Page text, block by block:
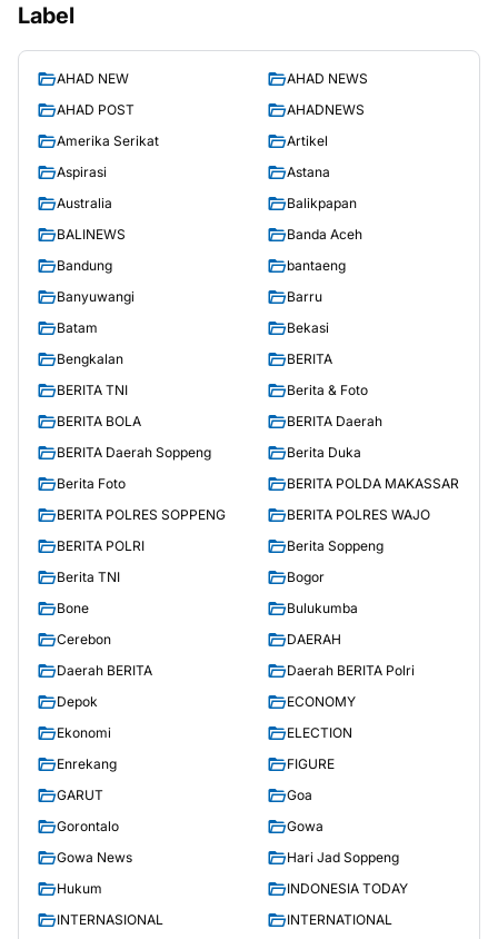
Label
AHAD NEW
AHAD NEWS
AHAD POST
AHADNEWS
Amerika Serikat
Artikel
Aspirasi
Astana
Australia
Balikpapan
BALINEWS
Banda Aceh
Bandung
bantaeng
Banyuwangi
Barru
Batam
Bekasi
Bengkalan
BERITA
BERITA TNI
Berita & Foto
BERITA BOLA
BERITA Daerah
BERITA Daerah Soppeng
Berita Duka
Berita Foto
BERITA POLDA MAKASSAR
BERITA POLRES SOPPENG
BERITA POLRES WAJO
BERITA POLRI
Berita Soppeng
Berita TNI
Bogor
Bone
Bulukumba
Cerebon
DAERAH
Daerah BERITA
Daerah BERITA Polri
Depok
ECONOMY
Ekonomi
ELECTION
Enrekang
FIGURE
GARUT
Goa
Gorontalo
Gowa
Gowa News
Hari Jad Soppeng
Hukum
INDONESIA TODAY
INTERNASIONAL
INTERNATIONAL